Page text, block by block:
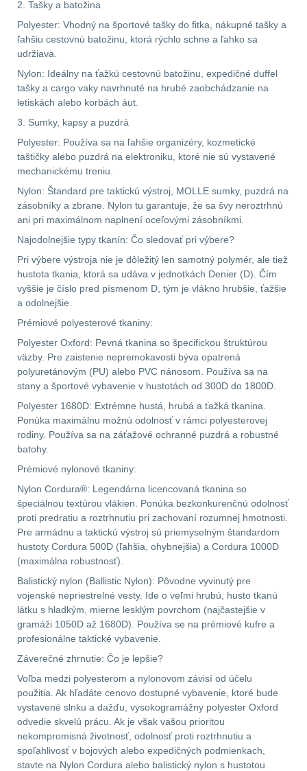
Taktická pera
Láhve16
Lékárničky17
Na přežití25
Ostatní45
DOPLNKY K
ZBRANIAM(661)
556
Montáže pro svítilny
18
Boční montáže 11
Adaptéry a risery38
Montáže pro optiku
180
Montáže na hlaveň 3
Předpažbí 55
Pažby51
Raily, lišty, krytky66
Přední taktické
rukojeti 50
Mechanická mířidla
30
Pistolové rukojeti20
Dvojnožky 39
Príslušenstvo18
2. Tašky a batožina
Polyester: Vhodný na športové tašky do fitka, nákupné tašky a
ľahšiu cestovnú batožinu, ktorá rýchlo schne a ľahko sa
udržiava.
Nylon: Ideálny na ťažkú cestovnú batožinu, expedičné duffel
tašky a cargo vaky navrhnuté na hrubé zaobchádzanie na
letiskách alebo korbách áut.
3. Sumky, kapsy a puzdrá
Polyester: Používa sa na ľahšie organizéry, kozmetické
taštičky alebo puzdrá na elektroniku, ktoré nie sú vystavené
mechanickému treniu.
Nylon: Štandard pre taktickú výstroj, MOLLE sumky, puzdrá na
zásobníky a zbrane. Nylon tu garantuje, že sa švy neroztrhnú
ani pri maximálnom naplnení oceľovými zásobníkmi.
Najodolnejšie typy tkanín: Čo sledovať pri výbere?
Pri výbere výstroja nie je dôležitý len samotný polymér, ale tiež
hustota tkania, ktorá sa udáva v jednotkách Denier (D). Čím
vyššie je číslo pred písmenom D, tým je vlákno hrubšie, ťažšie
a odolnejšie.
Prémiové polyesterové tkaniny:
Polyester Oxford: Pevná tkanina so špecifickou štruktúrou
väzby. Pre zaistenie nepremokavosti býva opatrená
polyuretánovým (PU) alebo PVC nánosom. Používa sa na
stany a športové vybavenie v hustotách od 300D do 1800D.
Polyester 1680D: Extrémne hustá, hrubá a ťažká tkanina.
Ponúka maximálnu možnú odolnosť v rámci polyesterovej
rodiny. Používa sa na záťažové ochranné puzdrá a robustné
batohy.
Prémiové nylonové tkaniny:
Nylon Cordura®: Legendárna licencovaná tkanina so
špeciálnou textúrou vlákien. Ponúka bezkonkurenčnú odolnosť
proti predratiu a roztrhnutiu pri zachovaní rozumnej hmotnosti.
Pre armádnu a taktickú výstroj sú priemyselným štandardom
hustoty Cordura 500D (ľahšia, ohybnejšia) a Cordura 1000D
(maximálna robustnosť).
Balistický nylon (Ballistic Nylon): Pôvodne vyvinutý pre
vojenské nepriestrelné vesty. Ide o veľmi hrubú, husto tkanú
látku s hladkým, mierne lesklým povrchom (najčastejšie v
gramáži 1050D až 1680D). Používa se na prémiové kufre a
profesionálne taktické vybavenie.
Záverečné zhrnutie: Čo je lepšie?
Voľba medzi polyesterom a nylonovom závisí od účelu
použitia. Ak hľadáte cenovo dostupné vybavenie, ktoré bude
vystavené slnku a dažďu, vysokogramážny polyester Oxford
odvedie skvelú prácu. Ak je však vašou prioritou
nekompromisná životnosť, odolnosť proti roztrhnutiu a
spoľahlivosť v bojových alebo expedičných podmienkach,
stavte na Nylon Cordura alebo balistický nylon s hustotou